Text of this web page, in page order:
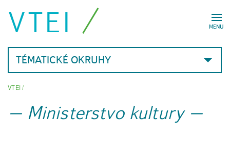
MENU
VTEI
TÉMATICKÉ OKRUHY
VTEI/
Ministerstvo kultury